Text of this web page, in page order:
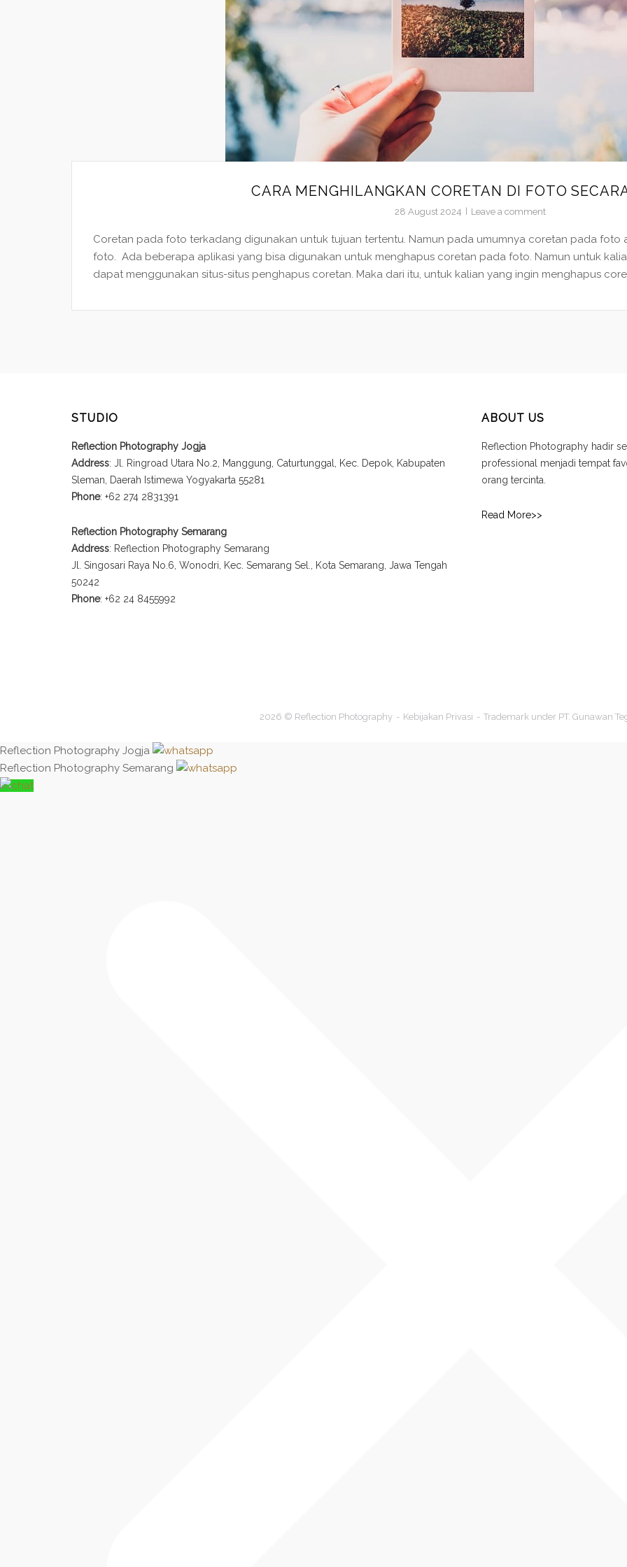
CARA MENGHILANGKAN CORETAN DI FOTO
28 August 2024 Leave a comment
Coretan pada foto terkadang digunakan untuk tujuan tertentu. Namun pada umumnya coretan pada foto
foto. Ada beberapa aplikasi yang bisa digunakan untuk menghapus coretan pada foto. Namun untuk
dapat menggunakan situs-situs penghapus coretan. Maka dari itu, untuk kalian yang ingin menghapus
STUDIO
Reflection Photography Jogja
Address: Jl. Ringroad Utara No.2, Manggung, Caturtunggal, Kec. Depok, Kabupaten
Sleman, Daerah Istimewa Yogyakarta 55281
Phone: +62 274 2831391
Reflection Photography Semarang
Address: Reflection Photography Semarang
Jl. Singosari Raya No.6, Wonodri, Kec. Semarang Sel., Kota Semarang, Jawa Tengah
50242
Phone: +62 24 8455992
ABOUT US
Reflection Photography hadir
professional menjadi tempat
orang tercinta.
Read More>>
2026 © Reflection Photography Kebijakan Privasi Trademark under PT. Gunawan
Reflection Photography Jogja
Reflection Photography Semarang